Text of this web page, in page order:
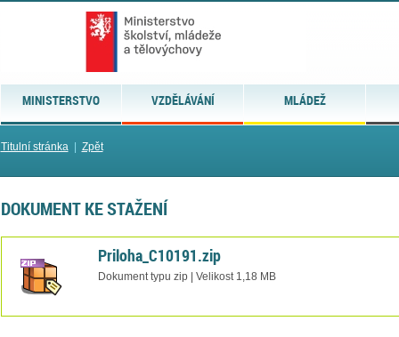
MINISTERSTVO VZDĚLÁVÁNÍ MLÁDEŽ
Titulní stránka| Zpět
DOKUMENT KE STAŽENÍ
Priloha_C10191.zip
Dokument typu zip | Velikost 1,18 MB